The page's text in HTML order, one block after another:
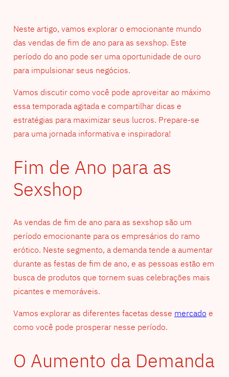
Neste artigo, vamos explorar o emocionante mundo
das vendas de fim de ano para as sexshop. Este
período do ano pode ser uma oportunidade de ouro
para impulsionar seus negócios.
Vamos discutir como você pode aproveitar ao máximo
essa temporada agitada e compartilhar dicas e
estratégias para maximizar seus lucros. Prepare-se
para uma jornada informativa e inspiradora!
Fim de Ano para as
Sexshop
As vendas de fim de ano para as sexshop são um
período emocionante para os empresários do ramo
erótico. Neste segmento, a demanda tende a aumentar
durante as festas de fim de ano, e as pessoas estão em
busca de produtos que tornem suas celebrações mais
picantes e memoráveis.
Vamos explorar as diferentes facetas desse mercado e
como você pode prosperar nesse período.
O Aumento da Demanda